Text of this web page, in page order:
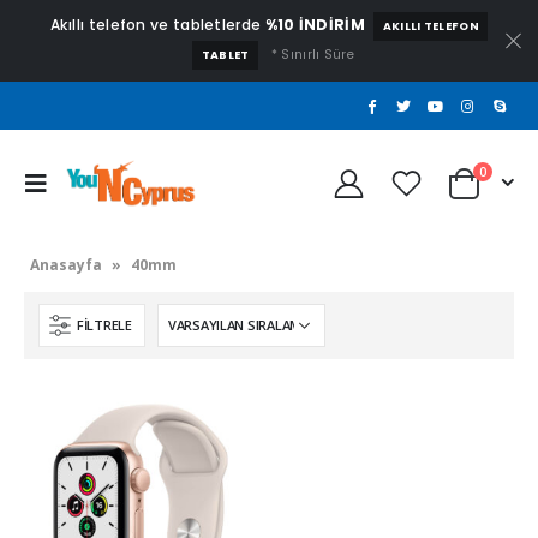
Akıllı telefon ve tabletlerde %10 İNDİRİM
AKILLI TELEFON
TABLET
* Sınırlı Süre
0
Anasayfa » 40mm
FILTRELE